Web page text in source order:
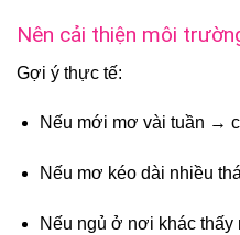
Nên cải thiện môi
Gợi ý thực tế:
Nếu mới mơ vài tuần →
Nếu mơ kéo dài nhiều
Nếu ngủ ở nơi khác